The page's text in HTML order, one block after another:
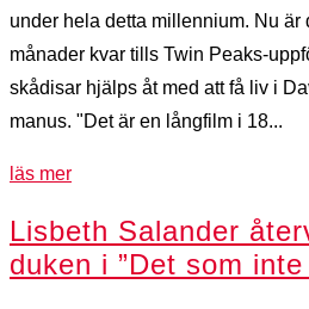
under hela detta millennium. Nu är
månader kvar tills Twin Peaks-
skådisar hjälps åt med att få liv i
manus. "Det är en långfilm i 18...
läs mer
Lisbeth Salander
duken i ”Det som